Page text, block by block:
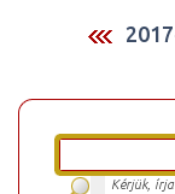
Kérjük,